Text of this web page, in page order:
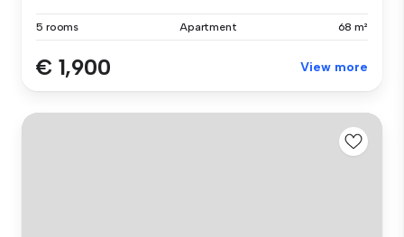
5 rooms Apartment 68 m²
€ 1,900 View more